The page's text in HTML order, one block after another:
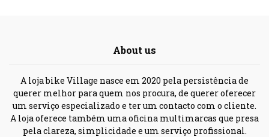
About us
A loja bike Village nasce em 2020 pela persistência de
querer melhor para quem nos procura, de querer oferecer
um serviço especializado e ter um contacto com o cliente.
A loja oferece também uma oficina multimarcas que presa
pela clareza, simplicidade e um serviço profissional.